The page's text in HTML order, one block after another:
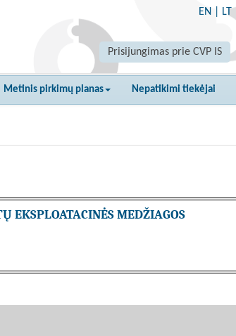
EN LT
Prisijungimas prie CVP IS
Metinis pirkimų planas Nepatikimi tiekėjai
EKSPLOATACINĖS MEDŽIAGOS